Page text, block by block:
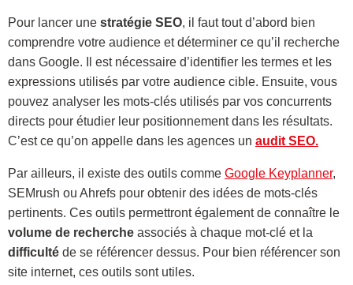
Pour lancer une stratégie SEO, il faut tout d’abord bien
comprendre votre audience et déterminer ce qu’il recherche
dans Google. Il est nécessaire d’identifier les termes et les
expressions utilisés par votre audience cible. Ensuite, vous
pouvez analyser les mots-clés utilisés par vos concurrents
directs pour étudier leur positionnement dans les résultats.
C’est ce qu’on appelle dans les agences un audit SEO.
Par ailleurs, il existe des outils comme Google Keyplanner,
SEMrush ou Ahrefs pour obtenir des idées de mots-clés
pertinents. Ces outils permettront également de connaître le
volume de recherche associés à chaque mot-clé et la
difficulté de se référencer dessus. Pour bien référencer son
site internet, ces outils sont utiles.